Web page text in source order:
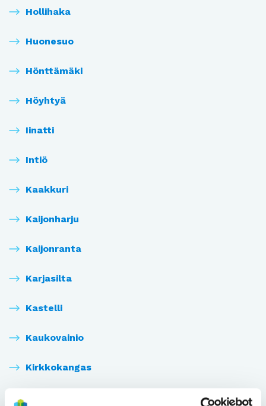
Hollihaka
Huonesuo
Hönttämäki
Höyhtyä
Iinatti
Intiö
Kaakkuri
Kaijonharju
Kaijonranta
Karjasilta
Kastelli
Kaukovainio
Kirkkokangas